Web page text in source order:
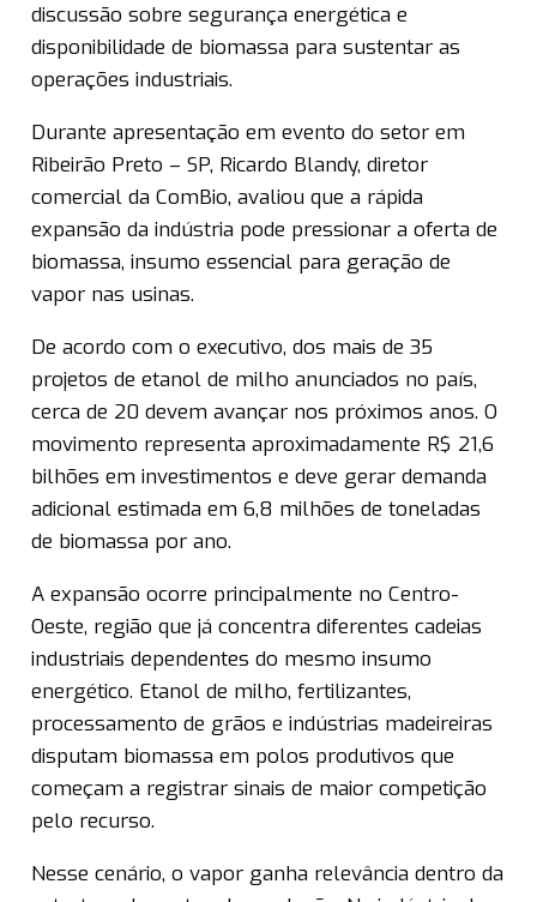
discussão sobre segurança energética e
disponibilidade de biomassa para sustentar as
operações industriais.
Durante apresentação em evento do setor em
Ribeirão Preto – SP, Ricardo Blandy, diretor
comercial da ComBio, avaliou que a rápida
expansão da indústria pode pressionar a oferta de
biomassa, insumo essencial para geração de
vapor nas usinas.
De acordo com o executivo, dos mais de 35
projetos de etanol de milho anunciados no país,
cerca de 20 devem avançar nos próximos anos. O
movimento representa aproximadamente R$ 21,6
bilhões em investimentos e deve gerar demanda
adicional estimada em 6,8 milhões de toneladas
de biomassa por ano.
A expansão ocorre principalmente no Centro-
Oeste, região que já concentra diferentes cadeias
industriais dependentes do mesmo insumo
energético. Etanol de milho, fertilizantes,
processamento de grãos e indústrias madeireiras
disputam biomassa em polos produtivos que
começam a registrar sinais de maior competição
pelo recurso.
Nesse cenário, o vapor ganha relevância dentro da